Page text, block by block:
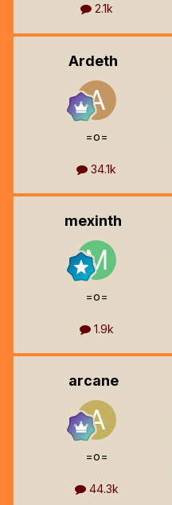
2.1k
Ardeth
=o=
34.1k
mexinth
=o=
1.9k
arcane
=o=
44.3k